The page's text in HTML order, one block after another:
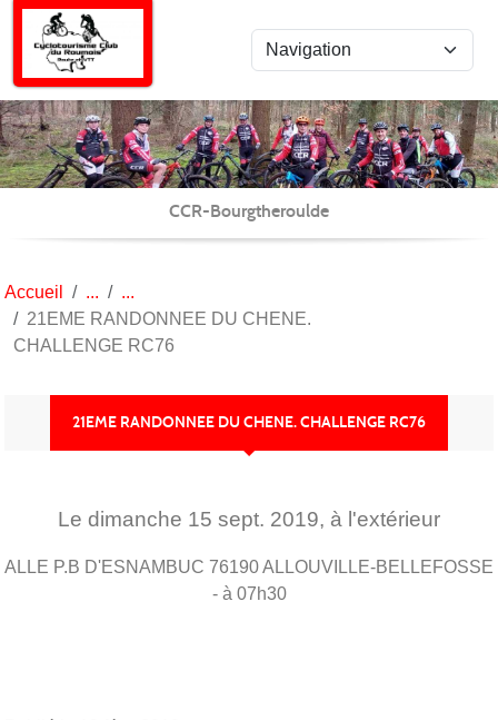
CCR-Bourgtheroulde
Accueil
21EME RANDONNEE DU CHENE.
CHALLENGE RC76
21EME RANDONNEE DU CHENE. CHALLENGE RC76
Le dimanche 15 sept. 2019, à l'extérieur
ALLE P.B D'ESNAMBUC 76190ALLOUVILLE-BELLEFOSSE
- à 07h30
Panneau de gestion des cookies